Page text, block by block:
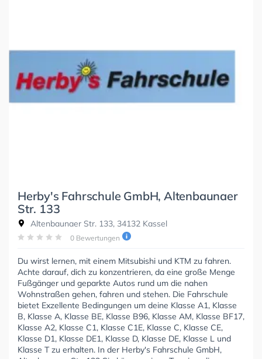
Herby's Fahrschule GmbH, Altenbaunaer
Str. 133
Altenbaunaer Str. 133, 34132 Kassel
0 Bewertungen
Du wirst lernen, mit einem Mitsubishi und KTM zu fahren.
Achte darauf, dich zu konzentrieren, da eine große Menge
Fußgänger und geparkte Autos rund um die nahen
Wohnstraßen gehen, fahren und stehen. Die Fahrschule
bietet Exzellente Bedingungen um deine Klasse A1, Klasse
B, Klasse A, Klasse BE, Klasse B96, Klasse AM, Klasse BF17,
Klasse A2, Klasse C1, Klasse C1E, Klasse C, Klasse CE,
Klasse D1, Klasse DE1, Klasse D, Klasse DE, Klasse L und
Klasse T zu erhalten. In der Herby's Fahrschule GmbH,